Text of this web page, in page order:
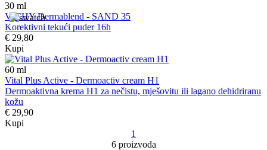
30 ml
VICHY Dermablend - SAND 35
Korektivni tekući puder 16h
€ 29,80
Kupi
60 ml
Vital Plus Active - Dermoactiv cream H1
Dermoaktivna krema H1 za nečistu, mješovitu ili lagano dehidriranu
kožu
€ 29,90
Kupi
1
6 proizvoda